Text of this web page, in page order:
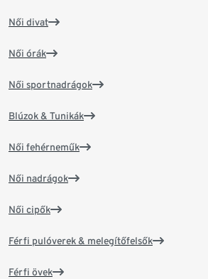
Női divat
Női órák
Női sportnadrágok
Blúzok & Tunikák
Női fehérneműk
Női nadrágok
Női cipők
Férfi pulóverek & melegítőfelsők
Férfi övek